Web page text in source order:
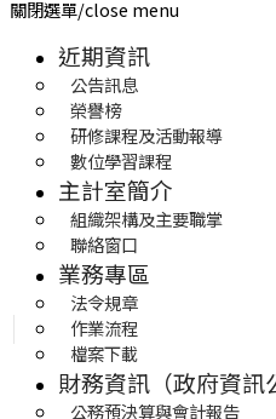
關閉選單/close menu
近期資訊
公告訊息
榮譽榜
研修課程及活動報導
數位學習課程
主計室簡介
組織架構及主要職掌
聯絡窗口
業務專區
法令規章
作業流程
檔案下載
財務資訊（政府資訊
公務預決算與會計報告